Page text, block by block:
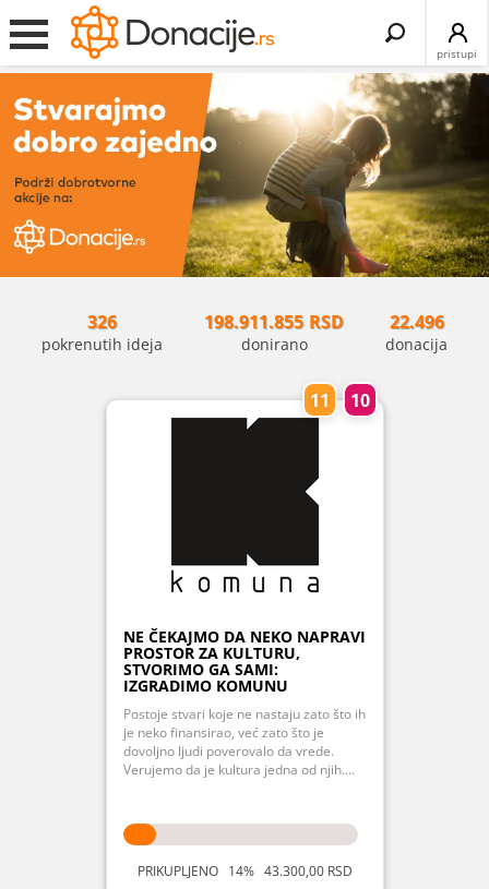
pristupi
Search
326
pokrenutih ideja
198.911.855 RSD
donirano
22.496
donacija
11 10
NE ČEKAJMO DA NEKO NAPRAVI
PROSTOR ZA KULTURU,
STVORIMO GA SAMI:
IZGRADIMO KOMUNU
Postoje stvari koje ne nastaju zato što ih
je neko finansirao, već zato što je
dovoljno ljudi poverovalo da vrede.
Verujemo da je kultura jedna od njih....
PRIKUPLJENO 14% 43.300,00 RSD